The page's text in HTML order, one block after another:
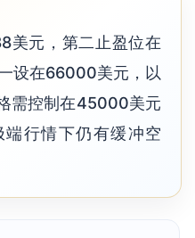
美元，第二止盈位在
设在66000美元，以
需控制在45000美元
行情下仍有缓冲空